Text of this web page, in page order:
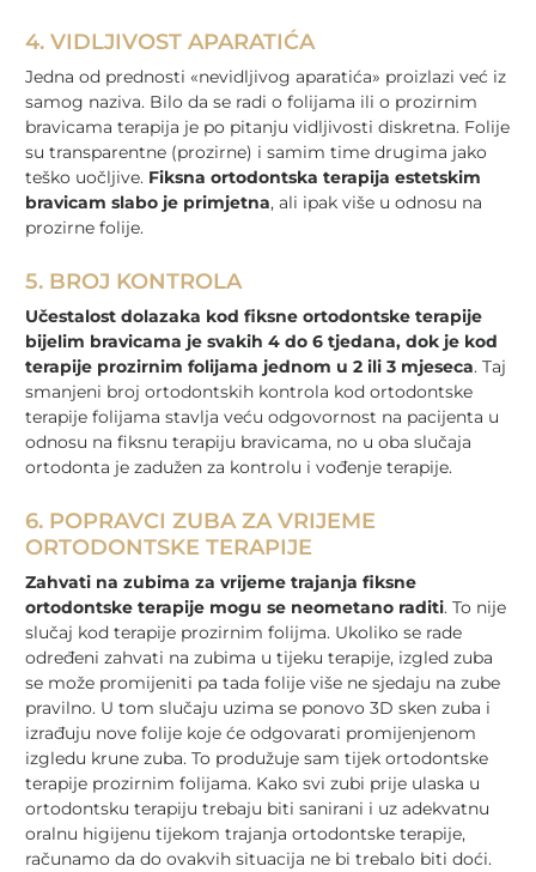
4. VIDLJIVOST APARATIĆA
Jedna od prednosti «nevidljivog aparatića» proizlazi već iz
samog naziva. Bilo da se radi o folijama ili o prozirnim
bravicama terapija je po pitanju vidljivosti diskretna. Folije
su transparentne (prozirne) i samim time drugima jako
teško uočljive. Fiksna ortodontska terapija estetskim
bravicam slabo je primjetna, ali ipak više u odnosu na
prozirne folije.
5. BROJ KONTROLA
Učestalost dolazaka kod fiksne ortodontske terapije
bijelim bravicama je svakih 4 do 6 tjedana, dok je kod
terapije prozirnim folijama jednom u 2 ili 3 mjeseca. Taj
smanjeni broj ortodontskih kontrola kod ortodontske
terapije folijama stavlja veću odgovornost na pacijenta u
odnosu na fiksnu terapiju bravicama, no u oba slučaja
ortodonta je zadužen za kontrolu i vođenje terapije.
6. POPRAVCI ZUBA ZA VRIJEME
ORTODONTSKE TERAPIJE
Zahvati na zubima za vrijeme trajanja fiksne
ortodontske terapije mogu se neometano raditi. To nije
slučaj kod terapije prozirnim folijma. Ukoliko se rade
određeni zahvati na zubima u tijeku terapije, izgled zuba
se može promijeniti pa tada folije više ne sjedaju na zube
pravilno. U tom slučaju uzima se ponovo 3D sken zuba i
izrađuju nove folije koje će odgovarati promijenjenom
izgledu krune zuba. To produžuje sam tijek ortodontske
terapije prozirnim folijama. Kako svi zubi prije ulaska u
ortodontsku terapiju trebaju biti sanirani i uz adekvatnu
oralnu higijenu tijekom trajanja ortodontske terapije,
računamo da do ovakvih situacija ne bi trebalo biti doći.